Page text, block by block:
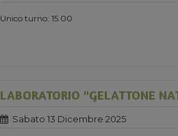
Unico turno: 15.00
LABORATORIO "GELATTONE
Sabato 13 Dicembre 2025